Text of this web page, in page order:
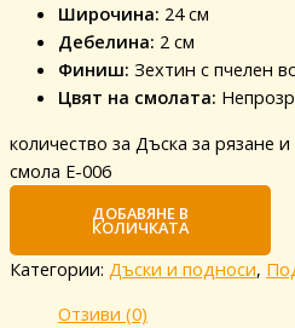
Широчина: 24 см
Дебелина: 2 см
Финиш: Зехтин с пчелен
Цвят на смолата:
количество за Дъска за рязане
смола E-006
ДОБАВЯНЕ В
КОЛИЧКАТА
Категории: Дъски и подноси,
Отзиви (0)